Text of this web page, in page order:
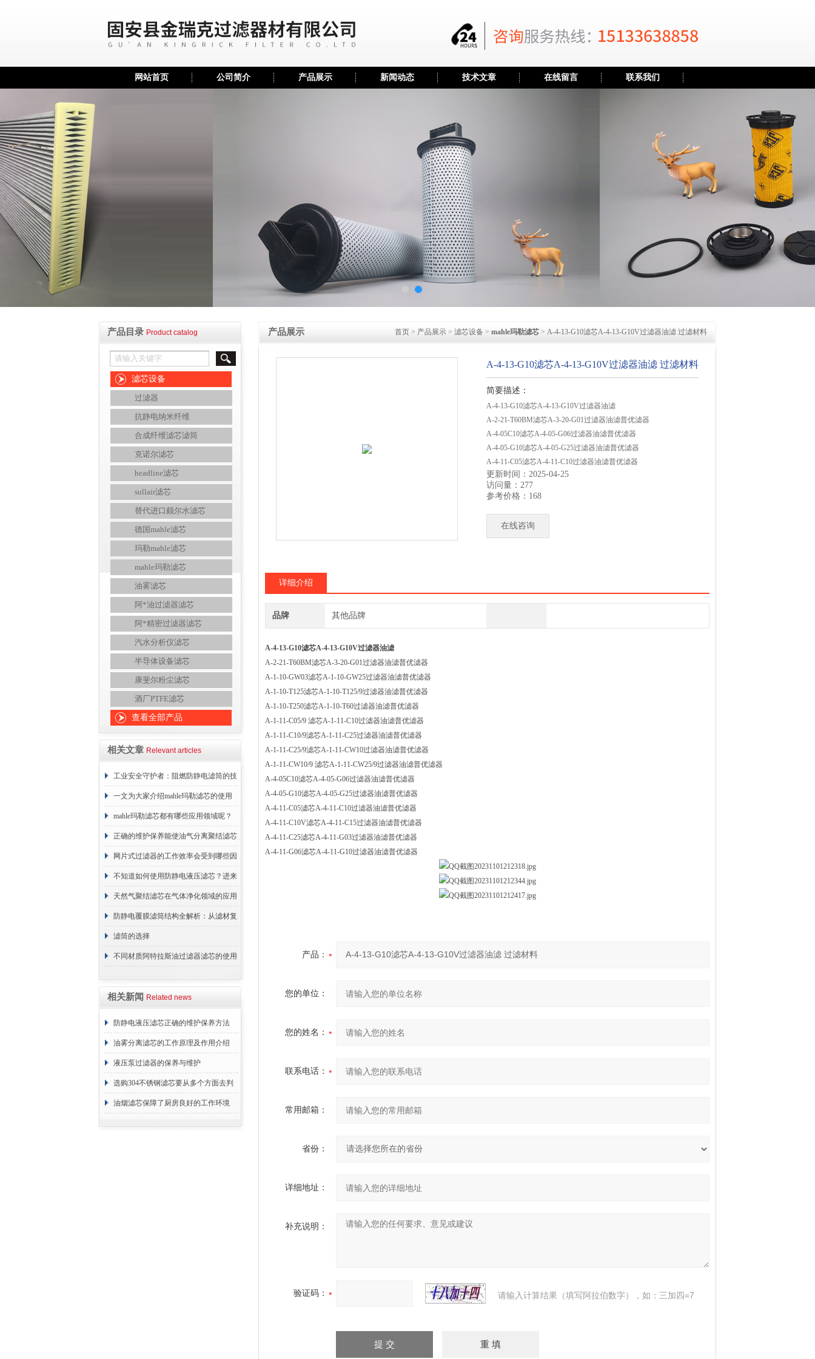
网站首页 公司简介 产品展示 新闻动态 技术文章 在线留言 联系我们
产品目录 Product catalog
滤芯设备
过滤器
抗静电纳米纤维
合成纤维滤芯滤筒
克诺尔滤芯
headline滤芯
sullair滤芯
替代进口颇尔水滤芯
德国mahle滤芯
玛勒mahle滤芯
mahle玛勒滤芯
油雾滤芯
阿*油过滤器滤芯
阿*精密过滤器滤芯
汽水分析仪滤芯
半导体设备滤芯
康斐尔粉尘滤芯
酒厂PTFE滤芯
查看全部产品
相关文章 Relevant articles
工业安全守护者：阻燃防静电滤筒的技
术原理与应用解析
一文为大家介绍mahle玛勒滤芯的使用
原理
mahle玛勒滤芯都有哪些应用领域呢？
正确的维护保养能使油气分离聚结滤芯
长期稳定运行
网片式过滤器的工作效率会受到哪些因
素的影响？
不知道如何使用防静电液压滤芯？进来
看
天然气聚结滤芯在气体净化领域的应用
与重要性
防静电覆膜滤筒结构全解析：从滤材复
合到整体成型
滤筒的选择
不同材质阿特拉斯油过滤器滤芯的使用
相关新闻 Related news
防静电液压滤芯正确的维护保养方法
油雾分离滤芯的工作原理及作用介绍
液压泵过滤器的保养与维护
选购304不锈钢滤芯要从多个方面去判
断
油烟滤芯保障了厨房良好的工作环境
产品展示 首页 > 产品展示 > 滤芯设备 > mahle玛勒滤芯 > A-4-13-G10滤芯A-4-13-G10V过滤器油滤 过滤材料
A-4-13-G10滤芯A-4-13-G10V过滤器油滤 过滤材料
简要描述：
A-4-13-G10滤芯A-4-13-G10V过滤器油滤
A-2-21-T60BM滤芯A-3-20-G01过滤器油滤普优滤器
A-4-05C10滤芯A-4-05-G06过滤器油滤普优滤器
A-4-05-G10滤芯A-4-05-G25过滤器油滤普优滤器
A-4-11-C05滤芯A-4-11-C10过滤器油滤普优滤器
A-4-11-C10V滤芯A-4-11-C15过滤器油滤普优滤器
A-4-11-C2
更新时间：2025-04-25
访问量：277
参考价格：168
在线咨询
详细介绍
品牌 其他品牌
A-4-13-G10滤芯A-4-13-G10V过滤器油滤
A-2-21-T60BM滤芯A-3-20-G01过滤器油滤普优滤器
A-1-10-GW03滤芯A-1-10-GW25过滤器油滤普优滤器
A-1-10-T125滤芯A-1-10-T125/9过滤器油滤普优滤器
A-1-10-T250滤芯A-1-10-T60过滤器油滤普优滤器
A-1-11-C05/9 滤芯A-1-11-C10过滤器油滤普优滤器
A-1-11-C10/9滤芯A-1-11-C25过滤器油滤普优滤器
A-1-11-C25/9滤芯A-1-11-CW10过滤器油滤普优滤器
A-1-11-CW10/9 滤芯A-1-11-CW25/9过滤器油滤普优滤器
A-4-05C10滤芯A-4-05-G06过滤器油滤普优滤器
A-4-05-G10滤芯A-4-05-G25过滤器油滤普优滤器
A-4-11-C05滤芯A-4-11-C10过滤器油滤普优滤器
A-4-11-C10V滤芯A-4-11-C15过滤器油滤普优滤器
A-4-11-C25滤芯A-4-11-G03过滤器油滤普优滤器
A-4-11-G06滤芯A-4-11-G10过滤器油滤普优滤器
产品：
您的单位：
您的姓名：
联系电话：
常用邮箱：
省份：
详细地址：
补充说明：
验证码： 请输入计算结果（填写阿拉伯数字），如：三加四=7